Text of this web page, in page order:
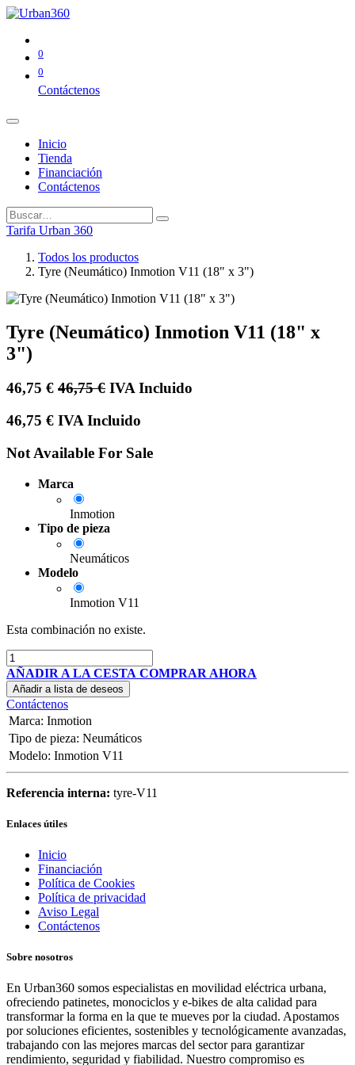
0
0
Contáctenos
Inicio
Tienda
Financiación
Contáctenos
Tarifa Urban 360
Todos los productos
Tyre (Neumático) Inmotion V11 (18" x 3")
Tyre (Neumático) Inmotion V11 (18" x
3")
46,75 € 46,75€ IVA Incluido
46,75 € IVA Incluido
Not Available For Sale
Marca
Inmotion
Tipo de pieza
Neumáticos
Modelo
Inmotion V11
Esta combinación no existe.
AÑADIR A LA CESTA COMPRAR AHORA
Añadir a lista de deseos
Contáctenos
Marca: Inmotion
Tipo de pieza: Neumáticos
Modelo: Inmotion V11
Referencia interna: tyre-V11
Enlaces útiles
Inicio
Financiación
Política de Cookies
Política de privacidad
Aviso Legal
Contáctenos
Sobre nosotros
En Urban360 somos especialistas en movilidad eléctrica urbana,
ofreciendo patinetes, monociclos y e-bikes de alta calidad para
transformar la forma en la que te mueves por la ciudad. Apostamos
por soluciones eficientes, sostenibles y tecnológicamente avanzadas,
trabajando con las mejores marcas del sector para garantizar
rendimiento, seguridad y fiabilidad. Nuestro compromiso es